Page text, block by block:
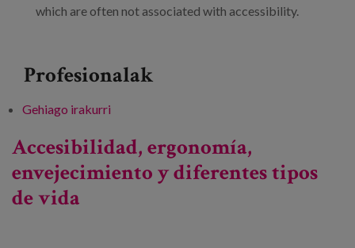
which are often not associated with accessibility.
Profesionalak
Gehiago irakurri
Accesibilidad, ergonomía,
envejecimiento y diferentes tipos
de vida